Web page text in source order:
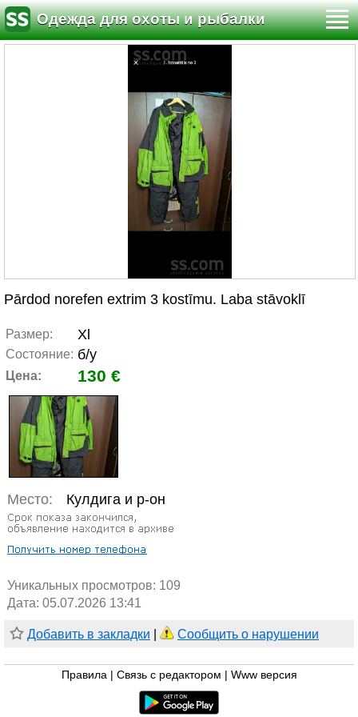
Одежда для охоты и рыбалки
Pārdod norefen extrim 3 kostīmu. Laba stāvoklī
Размер: Xl
Состояние: б/у
Цена: 130 €
Место: Кулдига и р-он
Уникальных просмотров: 109
Дата: 05.07.2026 13:41
Добавить в закладки Сообщить о нарушении
Правила Связь с редактором Www версия